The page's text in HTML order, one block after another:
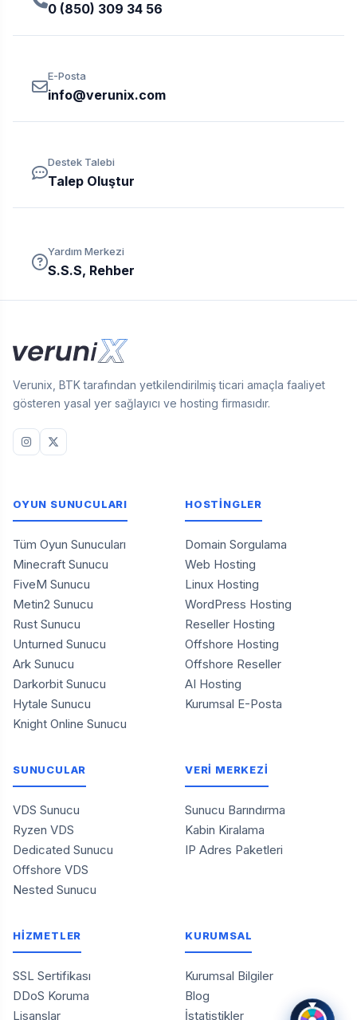
0 (850) 309 34 56
E-Posta
info@verunix.com
Destek Talebi
Talep Oluştur
Yardım Merkezi
S.S.S, Rehber
Verunix, BTK tarafından yetkilendirilmiş ticari amaçla faaliyet
gösteren yasal yer sağlayıcı ve hosting firmasıdır.
OYUN SUNUCULARI
Tüm Oyun Sunucuları
Minecraft Sunucu
FiveM Sunucu
Metin2 Sunucu
Rust Sunucu
Unturned Sunucu
Ark Sunucu
Darkorbit Sunucu
Hytale Sunucu
Knight Online Sunucu
HOSTİNGLER
Domain Sorgulama
Web Hosting
Linux Hosting
WordPress Hosting
Reseller Hosting
Offshore Hosting
Offshore Reseller
AI Hosting
Kurumsal E-Posta
SUNUCULAR
VDS Sunucu
Ryzen VDS
Dedicated Sunucu
Offshore VDS
Nested Sunucu
VERİ MERKEZİ
Sunucu Barındırma
Kabin Kiralama
IP Adres Paketleri
HİZMETLER
SSL Sertifikası
DDoS Koruma
Lisanslar
KURUMSAL
Kurumsal Bilgiler
Blog
İstatistikler